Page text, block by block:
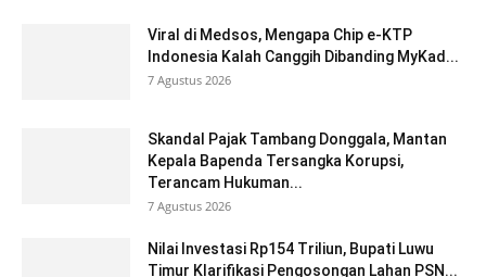
Viral di Medsos, Mengapa Chip e-KTP
Indonesia Kalah Canggih Dibanding MyKad...
7 Agustus 2026
Skandal Pajak Tambang Donggala, Mantan
Kepala Bapenda Tersangka Korupsi,
Terancam Hukuman...
7 Agustus 2026
Nilai Investasi Rp154 Triliun, Bupati Luwu
Timur Klarifikasi Pengosongan Lahan PSN...